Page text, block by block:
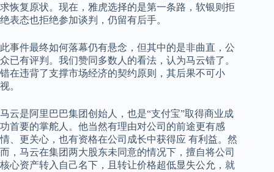
求恢复原状。现在，雅虎选择的是第一条路，软银则拒
绝表态也拒绝参加谈判，仍留有后手。
此事件最终如何落幕仍有悬念，但其中的是非曲直，公
众已有评判。我们赞同多数人的看法，认为马云错了。
错在违背了支撑市场经济的契约原则，其后果不可小
视。
马云是阿里巴巴集团创始人，也是“支付宝”取得商业成
功首要的掌舵人。他当然有理由对公司的前途更有感
情、更关心，也有资格在公司成长中获得应 有利益。然
而，马云在集团两大股东未同意的情况下，擅自将公司
核心资产转入自己名下，且转让价格超低显失公允，就